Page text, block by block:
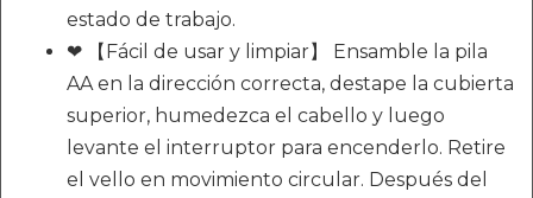
estado de trabajo.
❤ 【Fácil de usar y limpiar】 Ensamble la pila
AA en la dirección correcta, destape la cubierta
superior, humedezca el cabello y luego
levante el interruptor para encenderlo. Retire
el vello en movimiento circular. Después del